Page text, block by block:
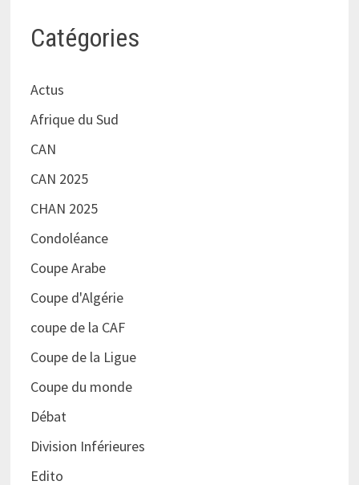
Catégories
Actus
Afrique du Sud
CAN
CAN 2025
CHAN 2025
Condoléance
Coupe Arabe
Coupe d'Algérie
coupe de la CAF
Coupe de la Ligue
Coupe du monde
Débat
Division Inférieures
Edito